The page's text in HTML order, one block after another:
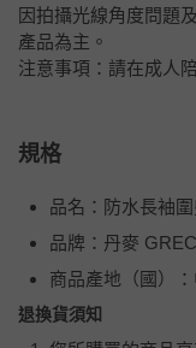
因拍攝光線角度問題
產品為主。
注意事項：請在成人
規格
品名：防水長袖圍
品牌：丹麥
商品產地（國）：
退換貨須知